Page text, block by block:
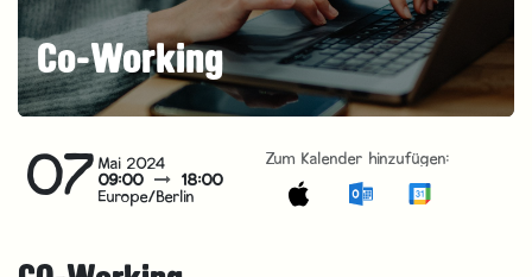
Co-Working
07 Mai 2024
09:00 18:00
Europe/Berlin
Zum Kalender hinzufügen: